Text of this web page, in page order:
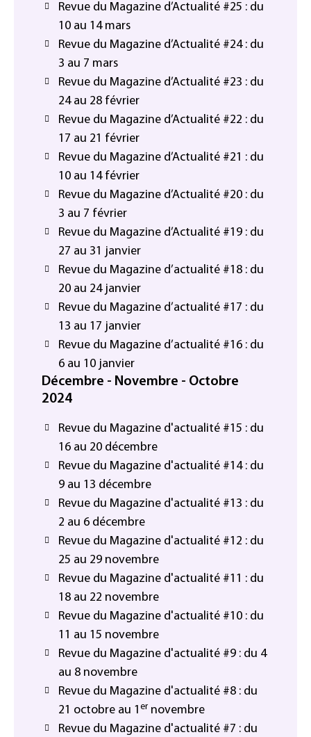
Revue du Magazine d’Actualité #25 : du
10 au 14 mars
Revue du Magazine d’Actualité #24 : du
3 au 7 mars
Revue du Magazine d’Actualité #23 : du
24 au 28 février
Revue du Magazine d’Actualité #22 : du
17 au 21 février
Revue du Magazine d’Actualité #21 : du
10 au 14 février
Revue du Magazine d’Actualité #20 : du
3 au 7 février
Revue du Magazine d’Actualité #19 : du
27 au 31 janvier
Revue du Magazine d’actualité #18 : du
20 au 24 janvier
Revue du Magazine d’actualité #17 : du
13 au 17 janvier
Revue du Magazine d’actualité #16 : du
6 au 10 janvier
Décembre - Novembre - Octobre
2024
Revue du Magazine d'actualité #15 : du
16 au 20 décembre
Revue du Magazine d'actualité #14 : du
9 au 13 décembre
Revue du Magazine d'actualité #13 : du
2 au 6 décembre
Revue du Magazine d'actualité #12 : du
25 au 29 novembre
Revue du Magazine d'actualité #11 : du
18 au 22 novembre
Revue du Magazine d'actualité #10 : du
11 au 15 novembre
Revue du Magazine d'actualité #9 : du 4
au 8 novembre
Revue du Magazine d'actualité #8 : du
21 octobre au 1 er novembre
Revue du Magazine d'actualité #7 : du